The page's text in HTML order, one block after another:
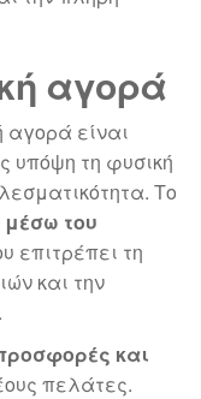
αγορά
αγορά είναι
υπόψη τη φυσική
Το
μέσω του
επιτρέπει τη
και την
.
και
πελάτες.